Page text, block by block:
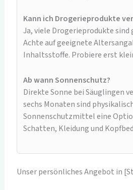
Kann ich Drogerieprodukte
Ja, viele Drogerieprodukte
Achte auf geeignete
Inhaltsstoffe. Probiere erst
Ab wann Sonnenschutz?
Direkte Sonne bei Säuglingen
sechs Monaten sind
Sonnenschutzmittel eine
Schatten, Kleidung und
Unser persönliches Angebot in